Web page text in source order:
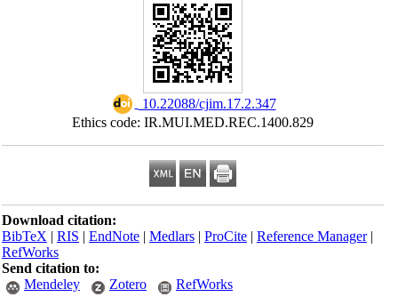
‎ 10.22088/cjim.17.2.347
Ethics code: IR.MUI.MED.REC.1400.829
Download citation:
BibTeX|RIS|EndNote|Medlars|ProCite|Reference Manager
RefWorks
Send citation to:
Mendeley
Zotero RefWorks